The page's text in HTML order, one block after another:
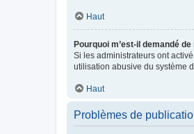
Haut
Pourquoi m’est-il demandé
Si les administrateurs ont
utilisation abusive du système
Haut
Problèmes de